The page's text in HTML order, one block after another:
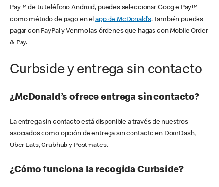
Pay™ de tu teléfono Android, puedes seleccionar Google Pay™
como método de pago en elapp de McDonald’s. También puedes
pagar con PayPal y Venmo las órdenes que hagas con Mobile Order
& Pay.
Curbside y entrega sin contacto
¿McDonald’s ofrece entrega sin contacto?
La entrega sin contacto está disponible a través de nuestros
asociados como opción de entrega sin contacto en DoorDash,
Uber Eats, Grubhub y Postmates.
¿Cómo funciona la recogida Curbside?